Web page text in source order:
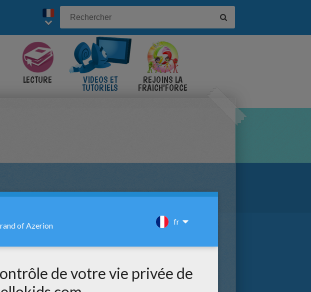
LECTURE VIDÉOS ET
TUTORIELS
REJOINS LA
FRAICH'FORCE